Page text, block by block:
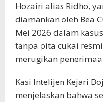
Hozairi alias Ridho,
diamankan oleh Bea
Mei 2026 dalam
tanpa pita cukai
merugikan
Kasi Intelijen Kejari
menjelaskan bahwa